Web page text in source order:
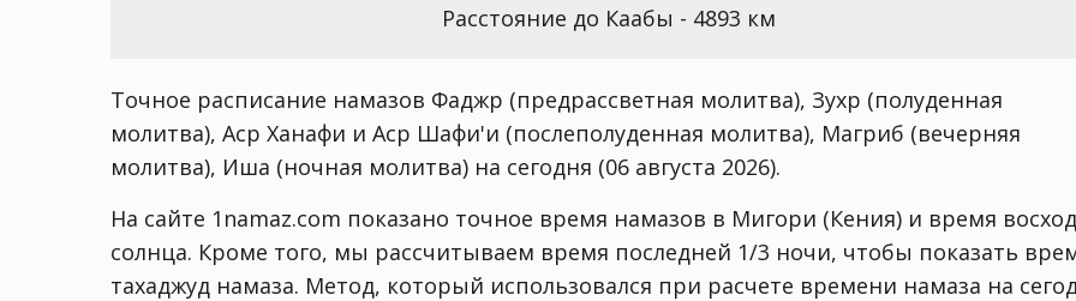
Расстояние до Каабы - 4893 км
Точное расписание намазов Фаджр (предрассветная молитва), Зухр (полуденная
молитва), Аср Ханафи и Аср Шафи'и (послеполуденная молитва), Магриб (вечерняя
молитва), Иша (ночная молитва) на сегодня (06 августа 2026).
На сайте 1namaz.com показано точное время намазов в Мигори (Кения) и время
солнца. Кроме того, мы рассчитываем время последней 1/3 ночи, чтобы показать
тахаджуд намаза. Метод, который использовался при расчете времени намаза на